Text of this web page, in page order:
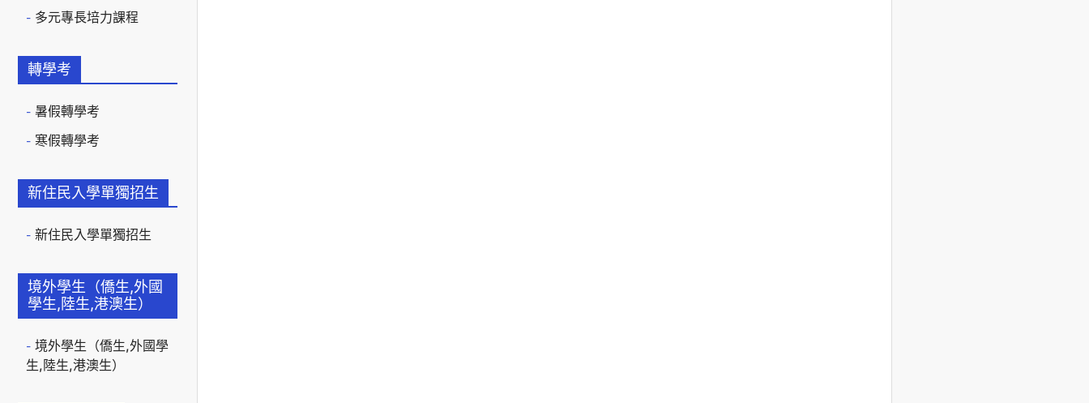
多元專長培力課程
轉學考
暑假轉學考
寒假轉學考
新住民入學單獨招生
新住民入學單獨招生
境外學生（僑生,外國
學生,陸生,港澳生）
境外學生（僑生,外國學
生,陸生,港澳生）